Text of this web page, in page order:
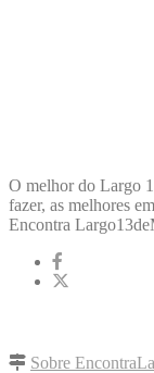
O melhor do Largo
fazer, as melhores
Encontra
Sobre